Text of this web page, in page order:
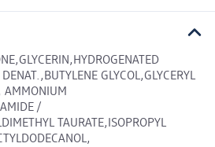
GLYCOL,GLYCERYL
AMMONIUM
/
TAURATE,ISOPROPYL